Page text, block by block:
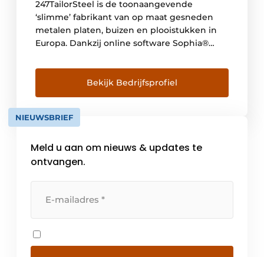
247TailorSteel is de toonaangevende
‘slimme’ fabrikant van op maat gesneden
metalen platen, buizen en plooistukken in
Europa. Dankzij online software Sophia®
dag, 7 dagen per week online bestellingen
plaatsen, in één minuut een offerte
ontvangen en hun producten binnen 48 uur
geleverd krijgen. Het bedrijf is in 2007
opgericht en heeft haar hoofdkantoor in […]
Bekijk Bedrijfsprofiel
NIEUWSBRIEF
Meld u aan om nieuws & updates te
ontvangen.